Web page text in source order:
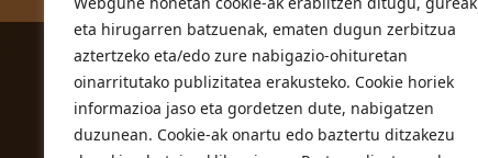
eta hirugarren batzuenak, ematen dugun zerbitzua
aztertzeko eta/edo zure nabigazio-ohituretan
oinarritutako publizitatea erakusteko. Cookie horiek
informazioa jaso eta gordetzen dute, nabigatzen
duzunean. Cookie-ak onartu edo baztertu ditzakezu
ORIOKO UDALA
Herriko plaza,1
20810 Orio (Gipuzkoa)
T. 943 83 03 46